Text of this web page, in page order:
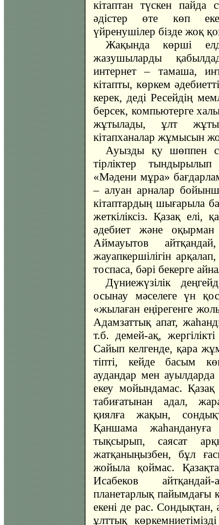
кітаптан түскен пайда
әдістер өте көп
үйренушілер бізде жоқ
Жақында көрші
жазушыларды
интернет – тамаша,
кітапты, көркем
керек, деді Ресейдің
берсек, компьютерге
жұтылады, ұлт
кітапханалар жұмысын
Ауызды қу шөппен
тірліктер
«Мәдени мұра»
– алуан арналар
кітаптардың шығарыла
жеткіліксіз. Қазақ елі,
әдебиет және оқырман
Аймауытов
жауапкершілігін
тоспаса, бәрі бекерге
Дүниежүзілік
осынау мәселеге үн
«жылаған еңірегенге
Адамзаттық апат,
т.б. демей-ақ,
Сайып келгенде, қара
тіпті, кейде басым
аудандар мен
екеу мойындамас.
табиғатынан адал,
қиялға жақын,
Қаншама
тықсырып, саясат
жатқаныңызбен, бұл
жойыла қоймас.
Исабеков
планетарлық пайымдағы
екені де рас. Сондықтан,
ұлттық